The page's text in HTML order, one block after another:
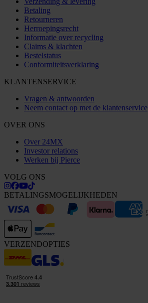
Betaling
Retourneren
Herroepingsrecht
Informatie over recycling
Claims & klachten
Bestelstatus
Conformiteitsverklaring
KLANTENSERVICE
Vragen & antwoorden
Neem contact op met de klantenservice
OVER ONS
Over 24MX
Investor relations
Werken bij Pierce
VOLG ONS
BETALINGSMOGELIJKHEDEN
VERZENDOPTIES